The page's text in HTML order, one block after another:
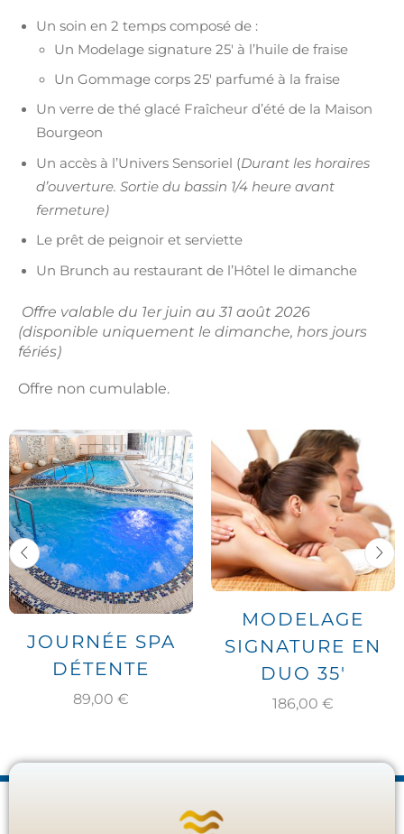
Un soin en 2 temps composé de :
Un Modelage signature 25′ à l’huile de fraise
Un Gommage corps 25′ parfumé à la fraise
Un verre de thé glacé Fraîcheur d’été de la Maison
Bourgeon
Un accès à l’Univers Sensoriel (Durant les horaires
d’ouverture. Sortie du bassin 1/4 heure avant
fermeture)
Le prêt de peignoir et serviette
Un Brunch au restaurant de l’Hôtel le dimanche
Offre valable du 1er juin au 31 août 2026
(disponible uniquement le dimanche, hors jours
fériés)
Offre non cumulable.
JOURNÉE SPA
DÉTENTE
89,00 €
MODELAGE
SIGNATURE EN
DUO 35′
186,00 €